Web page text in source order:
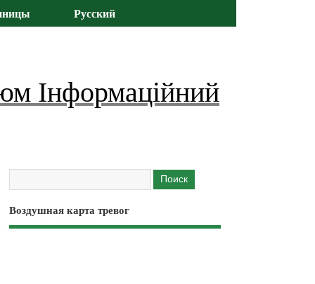
Русский
Інформаційний
Воздушная карта тревог